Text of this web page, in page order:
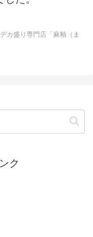
カ盛り専門店「麻釉（ま
ク